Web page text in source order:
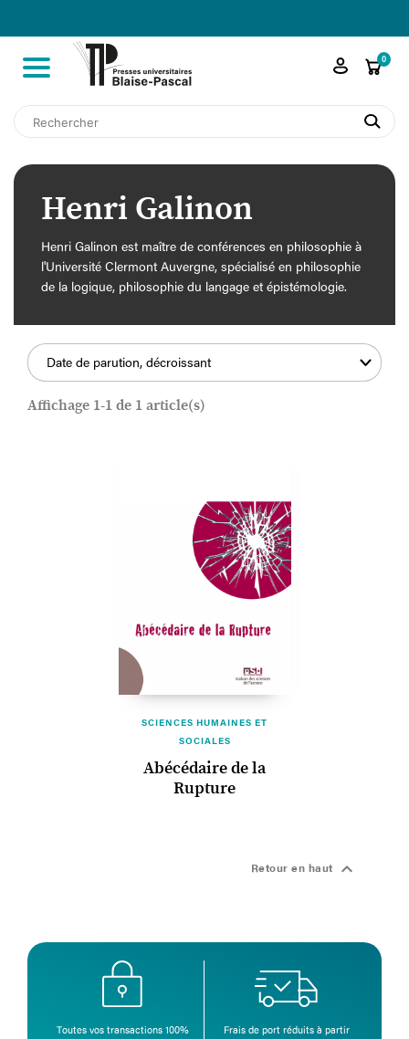
shopping_cart0

search
Henri Galinon
Henri Galinon est maître de conférences en philosophie à
l'Université Clermont Auvergne, spécialisé en philosophie
de la logique, philosophie du langage et épistémologie.
Date de parution, décroissant
Affichage 1-1 de 1 article(s)
SCIENCES HUMAINES ET
SOCIALES
Abécédaire de la
Rupture
Retour en haut 
Toutes vos transactions 100%
Frais de port réduits à partir